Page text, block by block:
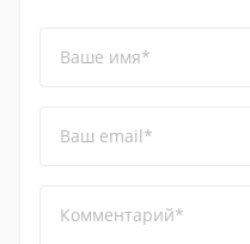
Ваше имя*
Ваш email*
Комментарий*